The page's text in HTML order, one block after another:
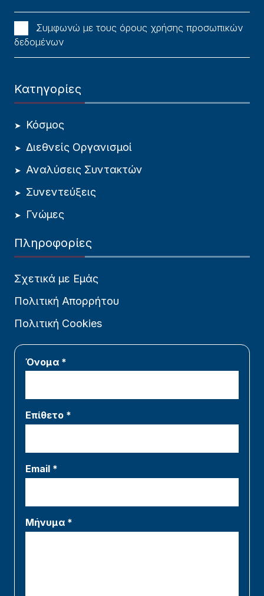
Συμφωνώ με τους όρους χρήσης προσωπικών
δεδομένων
Κατηγορίες
Κόσμος
Διεθνείς Οργανισμοί
Αναλύσεις Συντακτών
Συνεντεύξεις
Γνώμες
Πληροφορίες
Σχετικά με Εμάς
Πολιτική Απορρήτου
Πολιτική Cookies
Όνομα *
Επίθετο *
Email *
Μήνυμα *